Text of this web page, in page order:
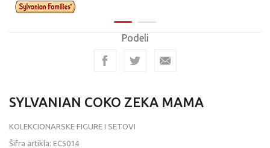
Podeli
SYLVANIAN COKO ZEKA MAMA
KOLEKCIONARSKE FIGURE I SETOVI
Šifra artikla: EC5014